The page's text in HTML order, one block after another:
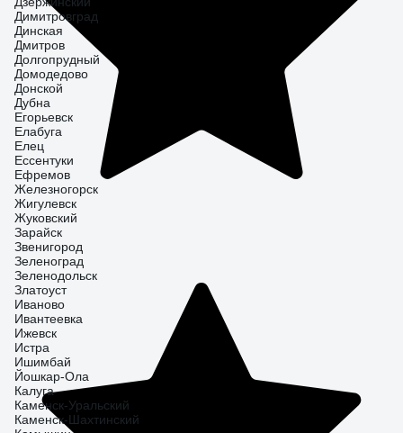
Димитровград
Динская
Дмитров
Долгопрудный
Домодедово
Донской
Дубна
Егорьевск
Елабуга
Елец
Ессентуки
Ефремов
Железногорск
Жигулевск
Жуковский
Зарайск
Звенигород
Зеленоград
Зеленодольск
Златоуст
Иваново
Ивантеевка
Ижевск
Истра
Ишимбай
Йошкар-Ола
Калуга
Каменск-Уральский
Каменск-Шахтинский